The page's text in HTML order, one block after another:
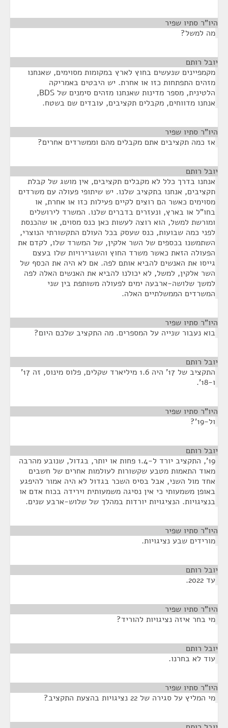
היו"ר סתיו שפיר
מה למשל?
יובל רותם
מקמפיינים שנעשים בחוץ לארץ במקומות מסוימים, שאנחנו
מזהים התפתחות כזו או אחרת. יש היבטים באמריקה
הלטינית, מספר מדינות שאנחנו מזהים סימנים של BDS,
אנחנו מדווחים, מקבלים תקציבים, עובדים שם בשטח.
היו"ר סתיו שפיר
אז כמה תקציבים אתם מקבלים מהם וממשרדים אחרים?
יובל רותם
אנחנו בדרך כלל לא מקבלים תקציבים, אין מושג של קבלת
תקציבים, אנחנו בתקציב שלנו. יש שיתופי פעולה עם משרדים
מסוימים כאשר הם רוצים לקיים פעילות כזו או אחרת, או
בחו"ל או בארץ, ונעזרים בדברים שלנו. המשרד לירושלים
ומורשת למשל, הוא רוצה לעשות כאן כנס מסוים, או שהכנסת
לפני כמה שבועות, כנס שעסק בכל העולם התקשורתי הנוצרי,
השתמשנו בכספים של השר אלקין, של המשרד שלו, לקדם את
הפעולה הזאת כאשר משרד החוץ והשגרירויות שלו בעצם
גייסו את האנשים להביא אותם לפה. אם לא היה את הכסף של
השר אלקין, למשל, לא יכולנו להביא את האנשים האלה לפה
למשך שלושה-ארבעה ימים לפעולה משותפת בין שני
המשרדים הממשלתיים האלה.
היו"ר סתיו שפיר
בוא נעבור שנייה על המספרים. מה התקציב שלכם היום?
יובל רותם
התקציב של 17' היה 1.6 מיליארד שקלים, פלוס מינוס, זה 17'
ו-18'.
היו"ר סתיו שפיר
ול-19'?
יובל רותם
19', התקציב יורד ל-1.4 פחות או יותר, בגדול, שנובע מהרבה
מאוד התאמות מטבע שקשורות לעולמות אחרים של חשבים
אחד מול השני, אבל בסיס השכר בגדול לא היה אמור להיפגע
באופן משמעותי כי אין נסיגה משמעותית וירידה בכוח אדם או
בנציגויות. הנציגויות יורדות במהלך של שלוש-ארבע שנים.
היו"ר סתיו שפיר
מורידים שבע נציגויות.
יובל רותם
עד 2022.
היו"ר סתיו שפיר
מי בחר איזה נציגויות להוריד?
יובל רותם
עוד לא בחרנו.
היו"ר סתיו שפיר
מי המליץ על סגירה של 22 נציגויות בהצעת התקציב?